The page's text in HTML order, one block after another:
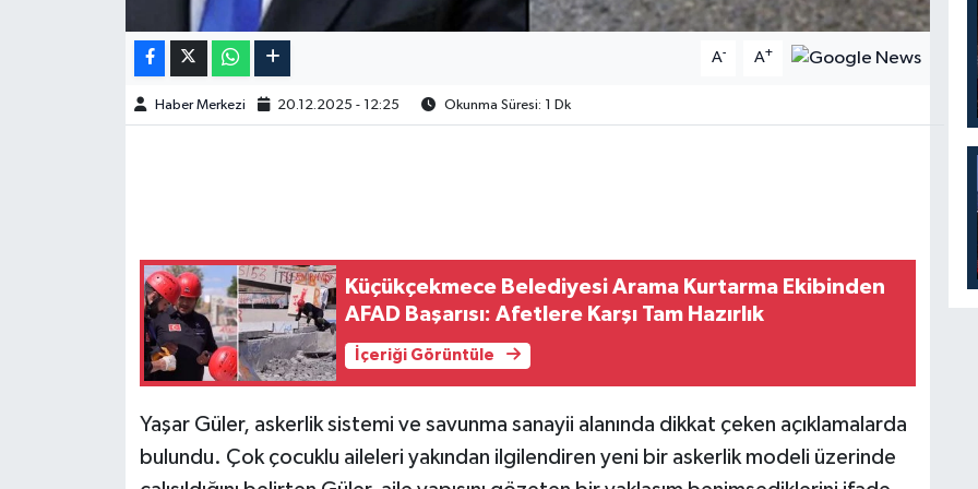
A- A+
Haber Merkezi 20.12.2025 - 12:25 Okunma Süresi: 1 Dk
Küçükçekmece Belediyesi Arama Kurtarma Ekibinden
AFAD Başarısı: Afetlere Karşı Tam Hazırlık
İçeriği Görüntüle
Yaşar Güler, askerlik sistemi ve savunma sanayii alanında dikkat çeken açıklamalarda
bulundu. Çok çocuklu aileleri yakından ilgilendiren yeni bir askerlik modeli üzerinde